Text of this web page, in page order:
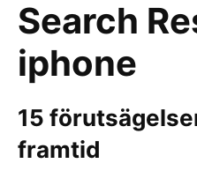
Search
iphone
15
framtid